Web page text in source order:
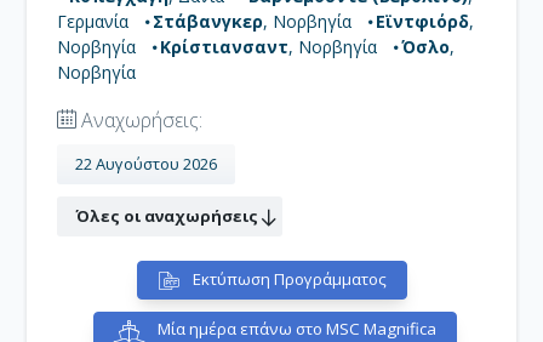
βρίσκεται στο φιόρδ Oslofjord, στον όρμο Σκάγκερακ
(Skagerrak). Με φημισμένους κόλπους και σύγχρονη
αρχιτεκτονική, προσφέρει μια συναρπαστική
σύνθεση φύσης και αστικής κομψότητας.
Γερμανία
Στάβανγκερ, Νορβηγία Εϊντφιόρδ,
Νορβηγία
Κρίστιανσαντ, Νορβηγία Όσλο,
Νορβηγία
Αναχωρήσεις:
22 Αυγούστου 2026
Όλες οι αναχωρήσεις
Εκτύπωση Προγράμματος
Μία ημέρα επάνω στο MSC Magnifica